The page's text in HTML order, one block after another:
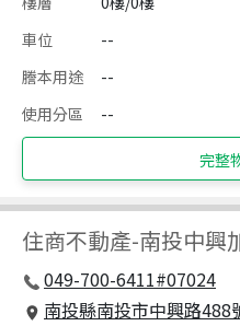
車位
--
謄本用途
--
使用分區
--
完整
住商不動產-南投中興
049-700-6411#07024
南投縣南投市中興路488